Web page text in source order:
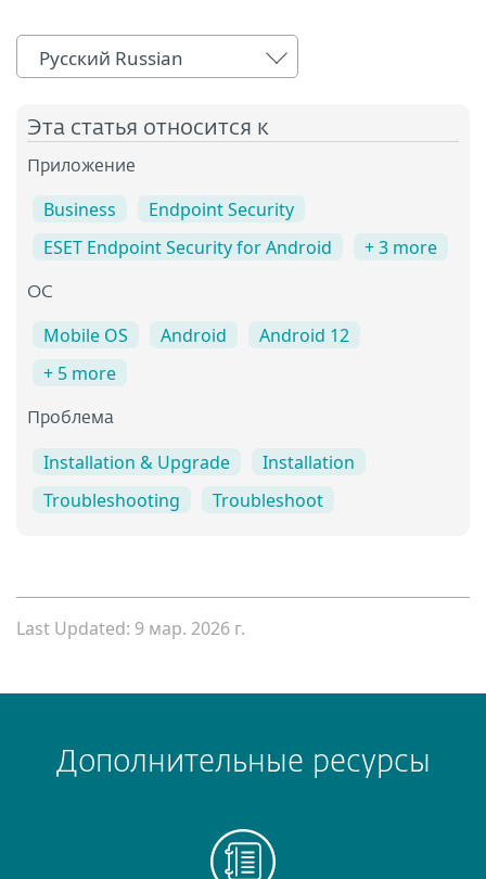
Русский Russian
Эта статья относится к
Приложение
Business
Endpoint Security
ESET Endpoint Security for Android
+ 3 more
OC
Mobile OS Android
Android 12
+ 5 more
Проблема
Installation & Upgrade
Installation
Troubleshooting
Troubleshoot
Last Updated: 9 мар. 2026 г.
Дополнительные ресурсы